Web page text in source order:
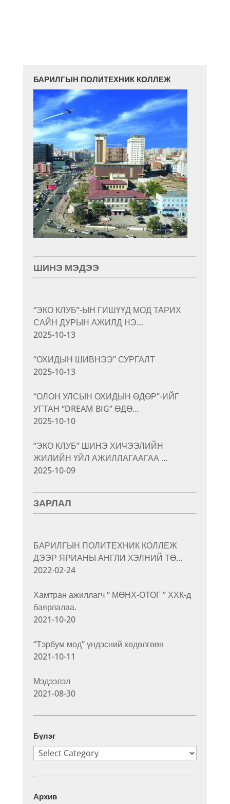
БАРИЛГЫН ПОЛИТЕХНИК КОЛЛЕЖ
ШИНЭ МЭДЭЭ
“ЭКО КЛУБ”-ЫН ГИШҮҮД МОД ТАРИХ
САЙН ДУРЫН АЖИЛД НЭ…
2025-10-13
“ОХИДЫН ШИВНЭЭ” СУРГАЛТ
2025-10-13
“ОЛОН УЛСЫН ОХИДЫН ӨДӨР”-ИЙГ
УГТАН “DREAM BIG” ӨДӨ…
2025-10-10
“ЭКО КЛУБ” ШИНЭ ХИЧЭЭЛИЙН
ЖИЛИЙН ҮЙЛ АЖИЛЛАГААГАА …
2025-10-09
ЗАРЛАЛ
БАРИЛГЫН ПОЛИТЕХНИК КОЛЛЕЖ
ДЭЭР ЯРИАНЫ АНГЛИ ХЭЛНИЙ ТӨ…
2022-02-24
Хамтран ажиллагч “ МӨНХ-ОТОГ ” ХХК-д
баярлалаа.
2021-10-20
“Тэрбум мод” үндэсний хөдөлгөөн
2021-10-11
Мэдээлэл
2021-08-30
Бүлэг
Бүлэг
Архив